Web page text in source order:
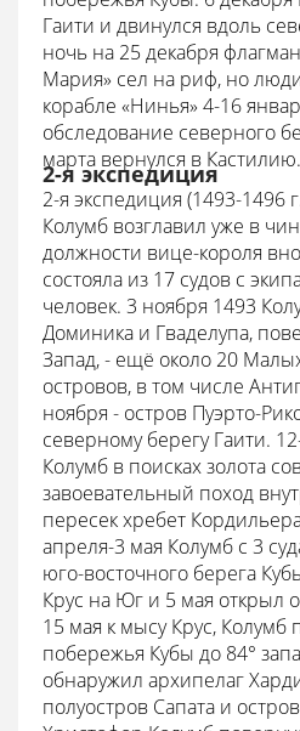
Гаити и двинулся вдоль
ночь на 25 декабря
Мария» сел на риф, но
корабле «Нинья» 4-16
обследование северного
марта вернулся в Кастилию.
2-я экспедиция
2-я экспедиция (1493-1496
Колумб возглавил уже в
должности вице-короля
состояла из 17 судов с
человек. 3 ноября 1493
Доминика и Гваделупа,
Запад, - ещё около 20
островов, в том числе
ноября - остров Пуэрто-
северному берегу Гаити.
Колумб в поисках золота
завоевательный поход
пересек хребет
апреля-3 мая Колумб с 3
юго-восточного берега
Крус на Юг и 5 мая открыл
15 мая к мысу Крус,
побережья Кубы до 84°
обнаружил архипелаг
полуостров Сапата и